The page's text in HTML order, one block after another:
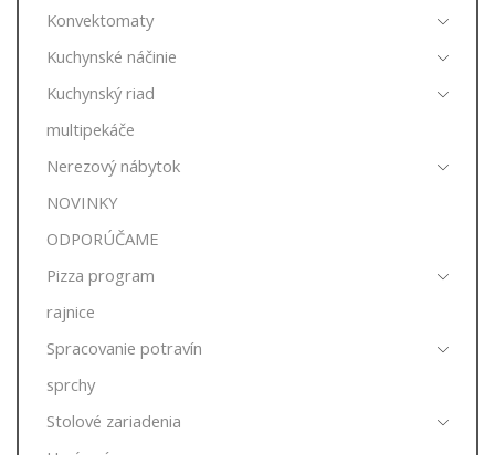
Konvektomaty
Kuchynské náčinie
Kuchynský riad
multipekáče
Nerezový nábytok
NOVINKY
ODPORÚČAME
Pizza program
rajnice
Spracovanie potravín
sprchy
Stolové zariadenia